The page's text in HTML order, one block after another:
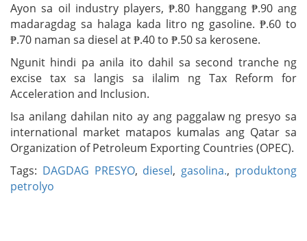
Ayon sa oil industry players, ₱.80 hanggang ₱.90 ang
madaragdag sa halaga kada litro ng gasoline. ₱.60 to
₱.70 naman sa diesel at ₱.40 to ₱.50 sa kerosene.
Ngunit hindi pa anila ito dahil sa second tranche ng
excise tax sa langis sa ilalim ng Tax Reform for
Acceleration and Inclusion.
Isa anilang dahilan nito ay ang paggalaw ng presyo sa
international market matapos kumalas ang Qatar sa
Organization of Petroleum Exporting Countries (OPEC).
Tags: DAGDAG PRESYO, diesel, gasolina., produktong
petrolyo